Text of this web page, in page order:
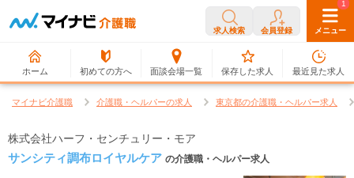
求人検索 会員登録 メニュー
ホーム 初めての方へ 面談会場一覧
0
保存した求人
1
最近見た求人
マイナビ介護職 介護職・ヘルパーの求人 東京都の介護職・ヘルパー求人
株式会社ハーフ・センチュリー・モア
サンシティ調布ロイヤルケア の介護職・ヘルパー求人